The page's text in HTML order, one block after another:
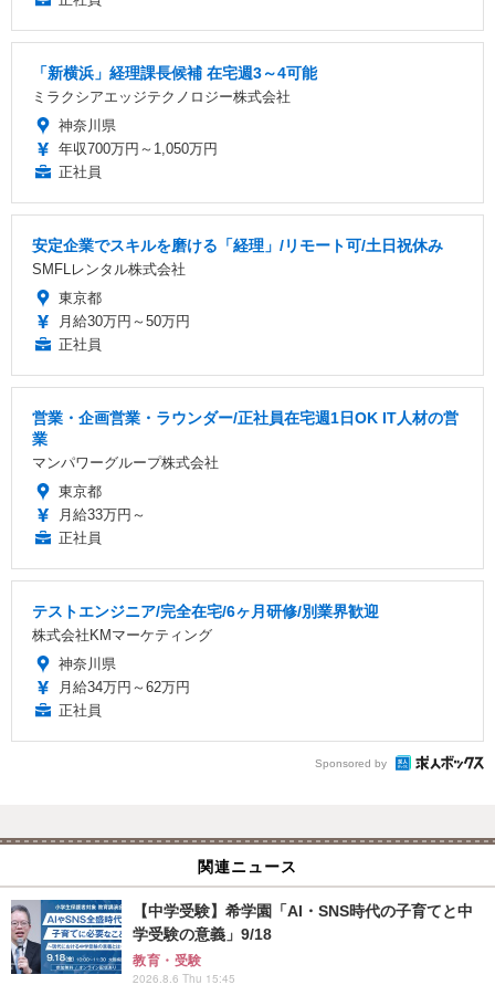
「新横浜」経理課長候補 在宅週3～4可能
ミラクシアエッジテクノロジー株式会社
神奈川県
年収700万円～1,050万円
正社員
安定企業でスキルを磨ける「経理」/リモート可/土日祝休み
SMFLレンタル株式会社
東京都
月給30万円～50万円
正社員
営業・企画営業・ラウンダー/正社員在宅週1日OK IT人材の営
業
マンパワーグループ株式会社
東京都
月給33万円～
正社員
テストエンジニア/完全在宅/6ヶ月研修/別業界歓迎
株式会社KMマーケティング
神奈川県
月給34万円～62万円
正社員
Sponsored by
関連ニュース
【中学受験】希学園「AI・SNS時代の子育てと中
学受験の意義」9/18
教育・受験
2026.8.6 Thu 15:45